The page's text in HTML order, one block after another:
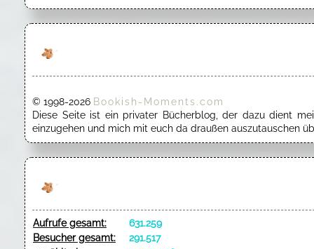
© 1998-2026 Bookish-Moments.com
Diese Seite ist ein privater Bücherblog, der dazu dient
einzugehen und mich mit euch da draußen auszutauschen
Aufrufe gesamt:
631.259
Besucher gesamt:
291.517